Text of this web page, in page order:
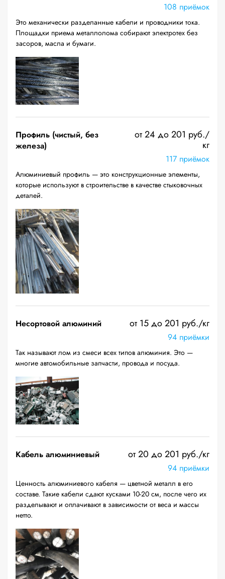
108 приёмок
Это механически разделанные кабели и проводники тока.
Площадки приема металлолома собирают электротех без
засоров, масла и бумаги.
Профиль (чистый, без
железа)
от 24 до 201 руб./
кг
117 приёмок
Алюминиевый профиль — это конструкционные элементы,
которые используют в строительстве в качестве стыковочных
деталей.
Несортовой алюминий от 15 до 201 руб./кг
94 приёмки
Так называют лом из смеси всех типов алюминия. Это —
многие автомобильные запчасти, провода и посуда.
Кабель алюминиевый от 20 до 201 руб./кг
94 приёмки
Ценность алюминиевого кабеля — цветной металл в его
составе. Такие кабели сдают кусками 10-20 см, после чего их
разделывают и оплачивают в зависимости от веса и массы
нетто.